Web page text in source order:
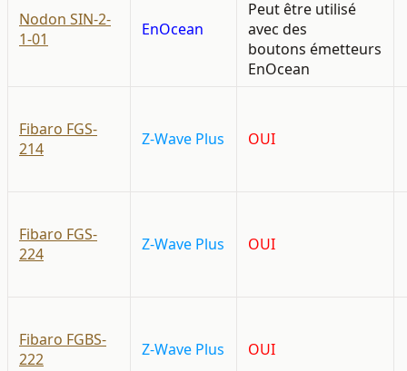
Nodon SIN-2-
1-01
EnOcean
Peut être utilisé
avec des
boutons émetteurs
EnOcean
Fibaro FGS-
214
Z-Wave Plus OUI
Fibaro FGS-
224
Z-Wave Plus OUI
Fibaro FGBS-
222
Z-Wave Plus OUI